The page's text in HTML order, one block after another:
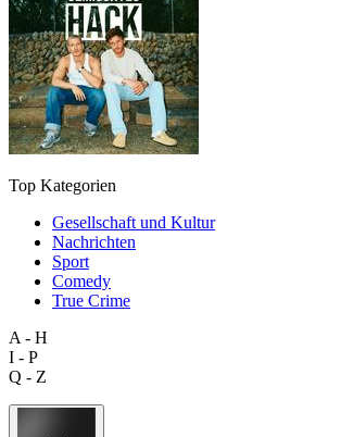
Top Kategorien
Gesellschaft und Kultur
Nachrichten
Sport
Comedy
True Crime
A - H
I - P
Q - Z